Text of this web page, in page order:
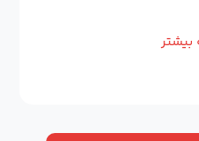
بیشتر